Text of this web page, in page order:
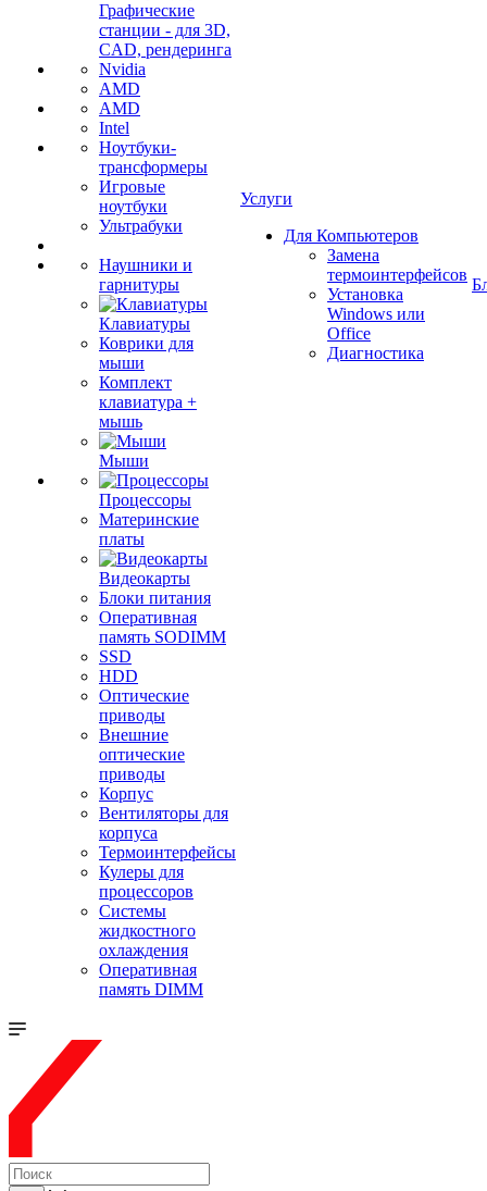
Графические
станции - для 3D,
CAD, рендеринга
Nvidia
AMD
AMD
Intel
Ноутбуки-
трансформеры
Игровые
ноутбуки
Ультрабуки
Наушники и
гарнитуры
Клавиатуры
Коврики для
мыши
Комплект
клавиатура +
мышь
Мыши
Процессоры
Материнские
платы
Видеокарты
Блоки питания
Оперативная
память SODIMM
SSD
HDD
Оптические
приводы
Внешние
оптические
приводы
Корпус
Вентиляторы для
корпуса
Термоинтерфейсы
Кулеры для
процессоров
Системы
жидкостного
охлаждения
Оперативная
память DIMM
Услуги
Для Компьютеров
Замена
термоинтерфейсов
Установка
Windows или
Office
Диагностика